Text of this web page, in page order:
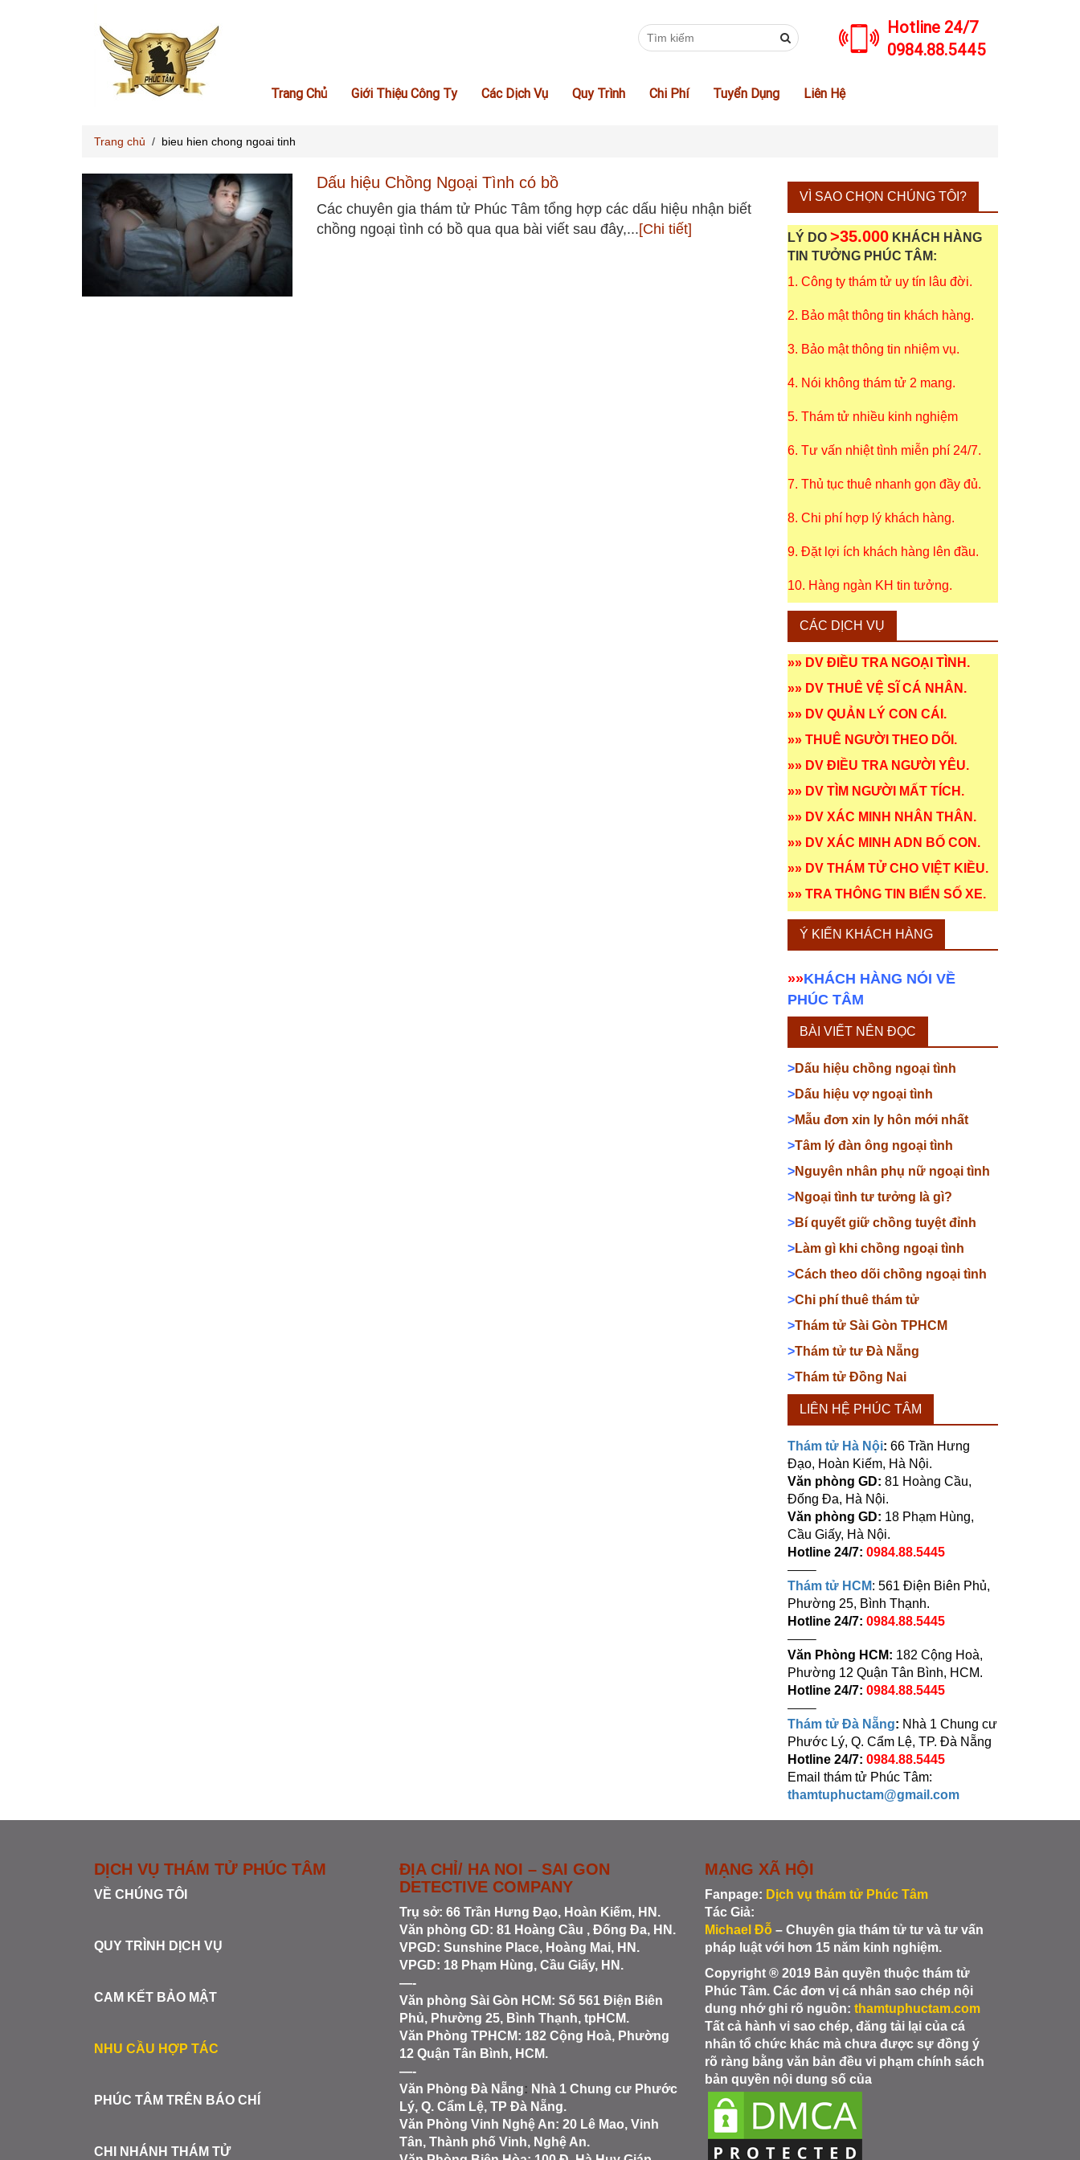
Hotline 24/7
0984.88.5445
Trang Chủ Giới Thiệu Công Ty Các Dịch Vụ Quy Trình Chi Phí Tuyển Dụng Liên Hệ
Trang chủ / bieu hien chong ngoai tinh
Dấu hiệu Chồng Ngoại Tình có bồ
Các chuyên gia thám tử Phúc Tâm tổng hợp các dấu hiệu nhận biết
chồng ngoại tình có bồ qua qua bài viết sau đây,...[Chi tiết]
VÌ SAO CHỌN CHÚNG TÔI?
LÝ DO >35.000KHÁCH HÀNG
TIN TƯỞNG PHÚC TÂM:
1. Công ty thám tử uy tín lâu đời.
2. Bảo mật thông tin khách hàng.
3. Bảo mật thông tin nhiệm vụ.
4. Nói không thám tử 2 mang.
5. Thám tử nhiều kinh nghiệm
6. Tư vấn nhiệt tình miễn phí 24/7.
7. Thủ tục thuê nhanh gọn đầy đủ.
8. Chi phí hợp lý khách hàng.
9. Đặt lợi ích khách hàng lên đầu.
10. Hàng ngàn KH tin tưởng.
CÁC DỊCH VỤ
»» DV ĐIỀU TRA NGOẠI TÌNH .
»» DV THUÊ VỆ SĨ CÁ NHÂN .
»» DV QUẢN LÝ CON CÁI .
»» THUÊ NGƯỜI THEO DÕI .
»» DV ĐIỀU TRA NGƯỜI YÊU.
»» DV TÌM NGƯỜI MẤT TÍCH .
»» DV XÁC MINH NHÂN THÂN .
»» DV XÁC MINH ADN BỐ CON .
»» DV THÁM TỬ CHO VIỆT KIỀU.
»» TRA THÔNG TIN BIỂN SỐ XE.
Ý KIẾN KHÁCH HÀNG
»»KHÁCH HÀNG NÓI VỀ
PHÚC TÂM
BÀI VIẾT NÊN ĐỌC
>Dấu hiệu chồng ngoại tình
>Dấu hiệu vợ ngoại tình
>Mẫu đơn xin ly hôn mới nhất
>Tâm lý đàn ông ngoại tình
>Nguyên nhân phụ nữ ngoại tình
>Ngoại tình tư tưởng là gì?
>Bí quyết giữ chồng tuyệt đỉnh
>Làm gì khi chồng ngoại tình
>Cách theo dõi chồng ngoại tình
>Chi phí thuê thám tử
>Thám tử Sài Gòn TPHCM
>Thám tử tư Đà Nẵng
>Thám tử Đồng Nai
LIÊN HỆ PHÚC TÂM
Thám tử Hà Nội: 66 Trần Hưng
Đạo, Hoàn Kiếm, Hà Nội.
Văn phòng GD: 81 Hoàng Cầu,
Đống Đa, Hà Nội.
Văn phòng GD: 18 Phạm Hùng,
Cầu Giấy, Hà Nội.
Hotline 24/7: 0984.88.5445
——–
Thám tử HCM: 561 Điện Biên Phủ,
Phường 25, Bình Thạnh.
Hotline 24/7: 0984.88.5445
——–
Văn Phòng HCM: 182 Cộng Hoà,
Phường 12 Quận Tân Bình, HCM.
Hotline 24/7: 0984.88.5445
——–
Thám tử Đà Nẵng: Nhà 1 Chung cư
Phước Lý, Q. Cẩm Lệ, TP. Đà Nẵng
Hotline 24/7: 0984.88.5445
Email thám tử Phúc Tâm:
thamtuphuctam@gmail.com
DỊCH VỤ THÁM TỬ PHÚC TÂM
VỀ CHÚNG TÔI
QUY TRÌNH DỊCH VỤ
CAM KẾT BẢO MẬT
NHU CẦU HỢP TÁC
PHÚC TÂM TRÊN BÁO CHÍ
CHI NHÁNH THÁM TỬ
ĐỊA CHỈ/ HA NOI – SAI GON
DETECTIVE COMPANY
Trụ sở: 66 Trần Hưng Đạo, Hoàn Kiếm, HN.
Văn phòng GD: 81 Hoàng Cầu , Đống Đa, HN.
VPGD: Sunshine Place, Hoàng Mai, HN.
VPGD: 18 Phạm Hùng, Cầu Giấy, HN.
—-
Văn phòng Sài Gòn HCM: Số 561 Điện Biên
Phủ, Phường 25, Bình Thạnh, tpHCM.
Văn Phòng TPHCM: 182 Cộng Hoà, Phường
12 Quận Tân Bình, HCM.
—-
Văn Phòng Đà Nẵng: Nhà 1 Chung cư Phước
Lý, Q. Cẩm Lệ, TP Đà Nẵng.
Văn Phòng Vinh Nghệ An: 20 Lê Mao, Vinh
Tân, Thành phố Vinh, Nghệ An.
MẠNG XÃ HỘI
Fanpage: Dịch vụ thám tử Phúc Tâm
Tác Giả:
Michael Đỗ – Chuyên gia thám tử tư và tư vấn
pháp luật với hơn 15 năm kinh nghiệm.
Copyright ® 2019 Bản quyền thuộc thám tử
Phúc Tâm. Các đơn vị cá nhân sao chép nội
dung nhớ ghi rõ nguồn: thamtuphuctam.com
Tất cả hành vi sao chép, đăng tải lại của cá
nhân tổ chức khác mà chưa được sự đồng ý
rõ ràng bằng văn bản đều vi phạm chính sách
bản quyền nội dung số của